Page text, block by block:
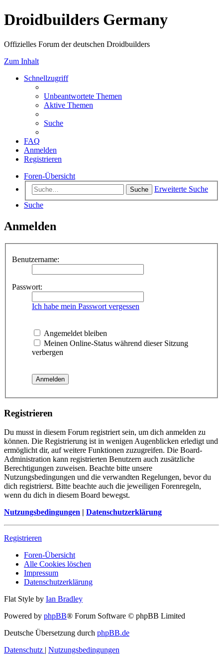
Droidbuilders Germany
Offizielles Forum der deutschen Droidbuilders
Zum Inhalt
Schnellzugriff
Unbeantwortete Themen
Aktive Themen
Suche
FAQ
Anmelden
Registrieren
Foren-Übersicht
Suche
Erweiterte Suche
Suche
Anmelden
Benutzername:
Passwort:
Ich habe mein Passwort vergessen
Angemeldet bleiben
Meinen Online-Status während dieser Sitzung
verbergen
Registrieren
Du musst in diesem Forum registriert sein, um dich anmelden zu
können. Die Registrierung ist in wenigen Augenblicken erledigt und
ermöglicht dir, auf weitere Funktionen zuzugreifen. Die Board-
Administration kann registrierten Benutzern auch zusätzliche
Berechtigungen zuweisen. Beachte bitte unsere
Nutzungsbedingungen und die verwandten Regelungen, bevor du
dich registrierst. Bitte beachte auch die jeweiligen Forenregeln,
wenn du dich in diesem Board bewegst.
Nutzungsbedingungen | Datenschutzerklärung
Registrieren
Foren-Übersicht
Alle Cookies löschen
Impressum
Datenschutzerklärung
Flat Style by Ian Bradley
Powered by phpBB® Forum Software © phpBB Limited
Deutsche Übersetzung durch phpBB.de
Datenschutz | Nutzungsbedingungen